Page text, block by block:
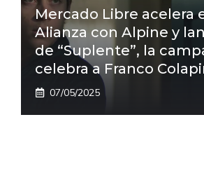
Mercado Libre acelera
Alianza con Alpine y
de “Suplente”, la
celebra a Franco
07/05/2025